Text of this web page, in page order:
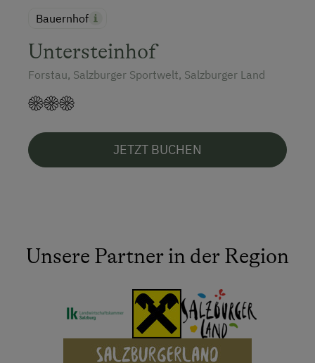
Bauernhof
Untersteinhof
Forstau, Salzburger Sportwelt, Salzburger Land
JETZT BUCHEN
Unsere Partner in der Region